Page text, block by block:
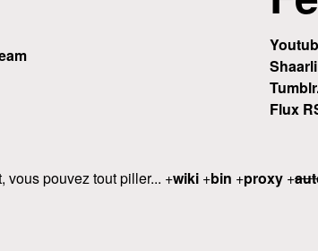
Shaarli
Flux
vous pouvez tout piller... +wiki +bin +proxy +